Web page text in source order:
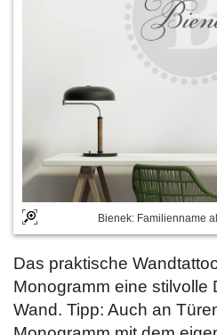
Bienek: Familienname
Das praktische
Monogramm eine stilvolle
Wand. Tipp: Auch an